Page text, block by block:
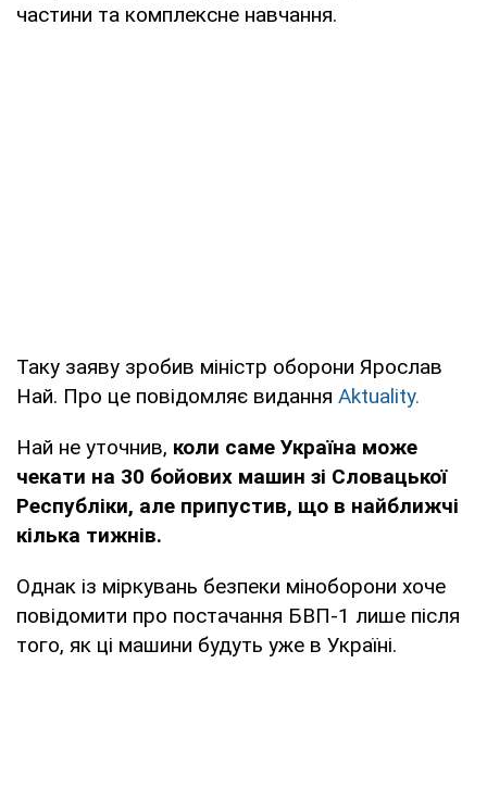
частини та комплексне навчання.
Таку заяву зробив міністр оборони Ярослав
Най. Про це повідомляє видання Aktuality.
Най не уточнив, коли саме Україна може
чекати на 30 бойових машин зі Словацької
Республіки, але припустив, що в найближчі
кілька тижнів.
Однак із міркувань безпеки міноборони хоче
повідомити про постачання БВП-1 лише після
того, як ці машини будуть уже в Україні.